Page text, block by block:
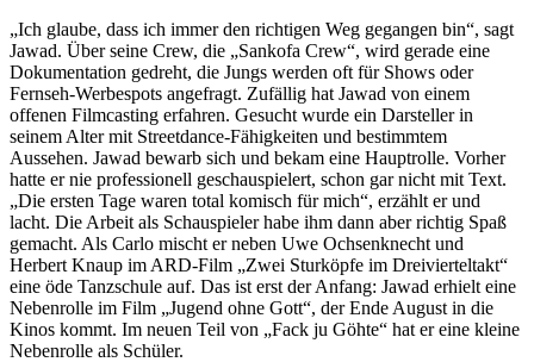
„Ich glaube, dass ich immer den richtigen Weg gegangen bin“, sagt
Jawad. Über seine Crew, die „Sankofa Crew“, wird gerade eine
Dokumentation gedreht, die Jungs werden oft für Shows oder
Fernseh-Werbespots angefragt. Zufällig hat Jawad von einem
offenen Filmcasting erfahren. Gesucht wurde ein Darsteller in
seinem Alter mit Streetdance-Fähigkeiten und bestimmtem
Aussehen. Jawad bewarb sich und bekam eine Hauptrolle. Vorher
hatte er nie professionell geschauspielert, schon gar nicht mit Text.
„Die ersten Tage waren total komisch für mich“, erzählt er und
lacht. Die Arbeit als Schauspieler habe ihm dann aber richtig Spaß
gemacht. Als Carlo mischt er neben Uwe Ochsenknecht und
Herbert Knaup im ARD-Film „Zwei Sturköpfe im Dreivierteltakt“
eine öde Tanzschule auf. Das ist erst der Anfang: Jawad erhielt eine
Nebenrolle im Film „Jugend ohne Gott“, der Ende August in die
Kinos kommt. Im neuen Teil von „Fack ju Göhte“ hat er eine kleine
Nebenrolle als Schüler.